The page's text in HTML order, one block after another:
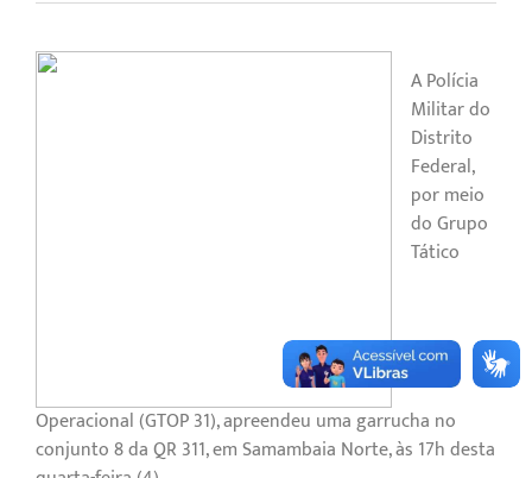
A Polícia
Militar do
Distrito
Federal,
por meio
do Grupo
Tático
Operacional (GTOP 31), apreendeu uma garrucha no
conjunto 8 da QR 311, em Samambaia Norte, às 17h desta